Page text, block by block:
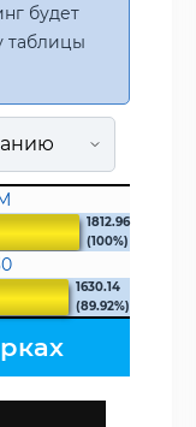
будет
таблицы
1812.96
(100%)
1630.14
(89.92%)